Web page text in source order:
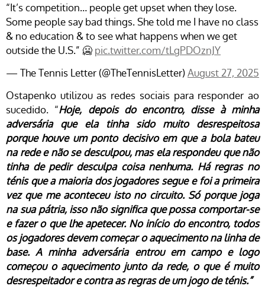
“It’s competition… people get upset when they lose.
Some people say bad things. She told me I have no class
& no education & to see what happens when we get
outside the U.S.” 🥶 pic.twitter.com/tLgPDOznJY
— The Tennis Letter (@TheTennisLetter)August 27, 2025
Ostapenko utilizou as redes sociais para responder ao
sucedido. “Hoje, depois do encontro, disse à minha
adversária que ela tinha sido muito desrespeitosa
porque houve um ponto decisivo em que a bola bateu
na rede e não se desculpou, mas ela respondeu que não
tinha de pedir desculpa coisa nenhuma. Há regras no
ténis que a maioria dos jogadores segue e foi a primeira
vez que me aconteceu isto no circuito. Só porque joga
na sua pátria, isso não significa que possa comportar-se
e fazer o que lhe apetecer. No início do encontro, todos
os jogadores devem começar o aquecimento na linha de
base. A minha adversária entrou em campo e logo
começou o aquecimento junto da rede, o que é muito
desrespeitador e contra as regras de um jogo de ténis.”